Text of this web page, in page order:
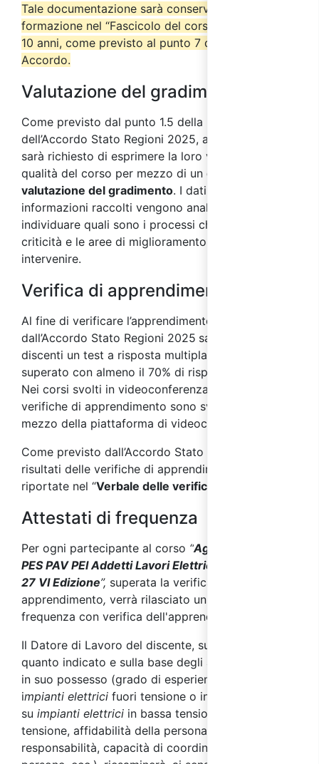
Tale documentazione sarà conservata dall’ente di
formazione nel “Fascicolo del corso” per almeno
10 anni, come previsto al punto 7 del suddetto
Accordo.
Valutazione del gradimento
Come previsto dal punto 1.5 della parte IV
dell’Accordo Stato Regioni 2025, ai partecipanti
sarà richiesto di esprimere la loro valutazione sulla
qualità del corso per mezzo di un questionario di
valutazione del gradimento. I dati e le
informazioni raccolti vengono analizzati al fine di
individuare quali sono i processi che presentano
criticità e le aree di miglioramento su cui
intervenire.
Verifica di apprendimento
Al fine di verificare l’apprendimento, come previsto
dall’Accordo Stato Regioni 2025 sarà sottoposto ai
discenti un test a risposta multipla, che si riterrà
superato con almeno il 70% di risposte corrette.
Nei corsi svolti in videoconferenza sincrona le
verifiche di apprendimento sono svolte online, per
mezzo della piattaforma di videoconferenza.
Come previsto dall’Accordo Stato Regioni 2025, i
risultati delle verifiche di apprendimento saranno
riportate nel “Verbale delle verifiche finali
Attestati di frequenza
Per ogni partecipante al corso “Aggiornamento
PES PAV PEI Addetti Lavori Elettrici Norma CEI 11-
27 VI Edizione”, superata la verifica finale di
apprendimento, verrà rilasciato un attestato di
frequenza con verifica dell'apprendimento.
Il Datore di Lavoro del discente, sulla scorta di
quanto indicato e sulla base degli altri elementi già
in suo possesso (grado di esperienza nei lavori su
impianti elettrici fuori tensione o in prossimità, e/o
su impianti elettrici in bassa tensione sotto
tensione, affidabilità della persona, senso di
responsabilità, capacità di coordinamento di altre